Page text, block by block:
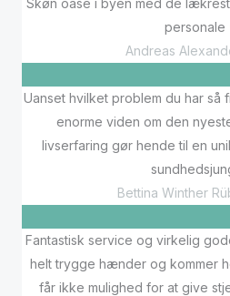
personale
Andreas
Uanset hvilket problem du har så
enorme viden om den
livserfaring gør hende til en
Bettina Winther
Fantastisk service og virkelig
helt trygge hænder og kommer
får ikke mulighed for at give